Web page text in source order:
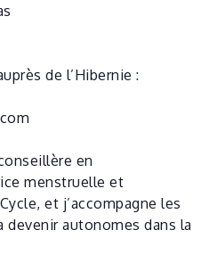
de l’Hibernie :
en
menstruelle et
et j’accompagne les
autonomes dans la